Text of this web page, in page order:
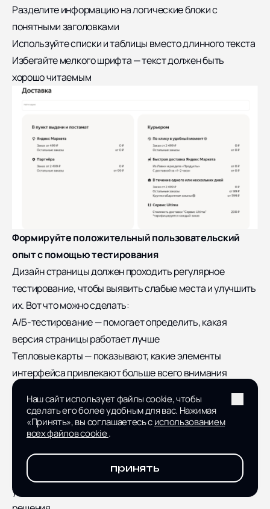
Разделите информацию на логические блоки с
понятными заголовками
Используйте списки и таблицы вместо длинного текста
Избегайте мелкого шрифта — текст должен быть
хорошо читаемым
Формируйте положительный пользовательский
опыт с помощью тестирования
Дизайн страницы должен проходить регулярное
тестирование, чтобы выявить слабые места и улучшить
их. Вот что можно сделать:
А/Б-тестирование — помогает определить, какая
версия страницы работает лучше
Тепловые карты — показывают, какие элементы
интерфейса привлекают больше всего внимания
Сбор обратной связи — дает понимание, какие моменты
вызывают затруднения у клиентов
Чем оформить страницу оплаты и доставки
Создание эффективной страницы требует
использования инструментов, которые помогут
обеспечить ее функциональность, удобство
управления и надежность. Рассмотрим основные
Наш сайт использует файлы cookie, чтобы
сделать его более удобным для вас. Нажимая
«Принять», вы соглашаетесь сиспользованием
всех файлов cookie.
принять